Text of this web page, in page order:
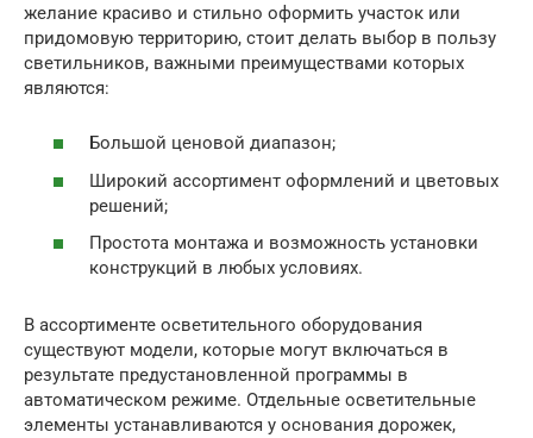
желание красиво и стильно оформить участок или
придомовую территорию, стоит делать выбор в пользу
светильников, важными преимуществами которых
являются:
Большой ценовой диапазон;
Широкий ассортимент оформлений и цветовых
решений;
Простота монтажа и возможность установки
конструкций в любых условиях.
В ассортименте осветительного оборудования
существуют модели, которые могут включаться в
результате предустановленной программы в
автоматическом режиме. Отдельные осветительные
элементы устанавливаются у основания дорожек,